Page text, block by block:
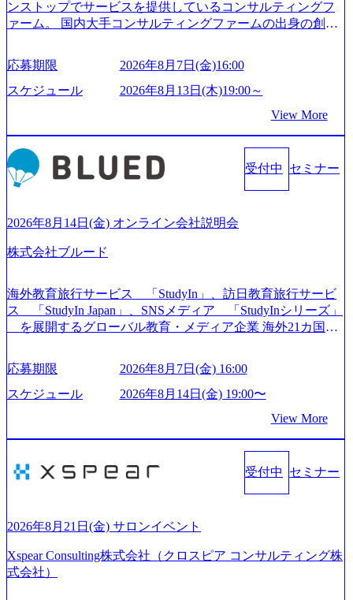
ンストップでサービスを提供しているコンサルティングフ
ァーム。 国内大手コンサルティングファームの出身の創業
もっと自由に誠実に提案できる会社をつくりたい」「胸を
張って会社が好きだと言えるような家族的な組織をつくり
たい」という想いで会社を設立 PwC・アクセンチュアとい
社出身者など、様々な経歴の社員が活躍しており、働きや
すく魅力的な環境が整っているため、定着率が高いことか
ら「働きがいのある会社」に4年連続ベストカンパニーに選
出されている。 残業時間は平均30時間程度 事業/IT戦略立案
や各種プロジェクトマネジメント、最先端テクノロジーの
をデザインする」というビジョンを掲げ、クライアント目
いることは何かを追究し、本当に価値のある成果を提供し
の736名（2024年1月）に到達。上場を目指し、さらに採用
のスピードを上げている。 人にフォーカスをして急成長す
る唯一無二のコンサルティングファーム【株式会社ノース
サンド 執行役員新山氏、庄司氏インタビュー】 (https://my-vi
2015年に設立され、前年比205%の売上成長を遂げるなど、
急速な成長を遂げている。 ​ 新規事業立案から業務改革、IT
戦略立案、IT導入までをワンストップで提供するコンサル
ティングファームである。 ​- 2025年1月時点で従業員数1,209
名を擁し、事業拡大を続けている。 「人」にフォーカスを
当てたコンサルティング会社として、社員の人間力を強み
としたサービスを提供している。 ​- - 2018年から6年連続で
ティングファームやSIer、事業会社出身者など、多様な経歴
の社員が活躍している。 年間休日120日以上、完全週休2日
制、有給休暇初年度10日（消化率46.3%）、特別休暇5日な
ど、充実した休暇制度を整備している。 ​ 月平均残業時間は
応募期限
2026年8月7日(金)16:00
スケジュール
2026年8月13日(木)19:00～
View More
受付中 セミナー
2026年8月14日(金) オンライン会社説明会
株式会社ブルード
海外教育旅行サービス 「StudyIn」、訪日教育旅行サービ
ス 「StudyIn Japan」、SNSメディア 「StudyInシリーズ」
を展開するグローバル教育・メディア企業 海外21カ国と
育支援サービスを提供している 動画メディア事業を基盤と
して、留学支援・訪日教育旅行・SNSマーケティング事業
を展開している Mission:より多くの人に、グローバルという
ラになる Value： INTEGRITY誠実であろう 素直に心を開い
て伝える、自責かつ利他の精神で動く、謙虚な姿勢でウソ
る、失敗を恐れずにふみだす、執着心をもって没頭する O
WNERSHIP当事者であろう みずから決めてみずから動く、
だわろう 今すぐ決める、すばやく動く、まず成果物をだす
回す、結果が出るまでやり抜く 2026年8月14日(金) 19:00〜2
0:00 (60分) 2026年8月7日(金) 16:00 本説明会は、選考の前段
応募期限
2026年8月7日(金) 16:00
スケジュール
2026年8月14日(金) 19:00〜
View More
受付中 セミナー
2026年8月21日(金) サロンイベント
Xspear Consulting株式会社（クロスピア コンサルティング株
式会社）